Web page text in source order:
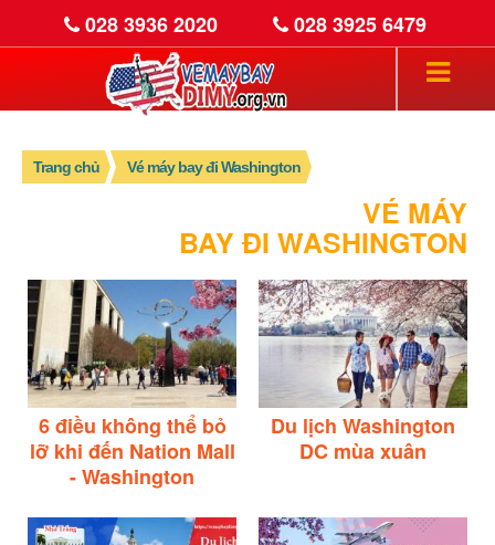
028 3936 2020 028 3925 6479
Trang chủ Vé máy bay đi Washington
VÉ MÁY
BAY ĐI WASHINGTON
6 điều không thể bỏ
lỡ khi đến Nation Mall
- Washington
Du lịch Washington
DC mùa xuân